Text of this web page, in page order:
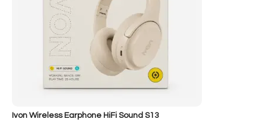
Ivon Wireless Earphone HiFi Sound S13